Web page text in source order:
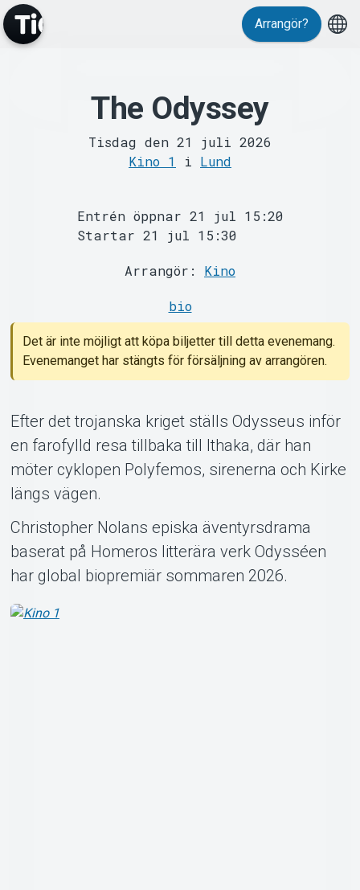
MyTickster
Support
Om Tickster
Arrangör?
The Odyssey
Tisdag den 21 juli 2026
Kino 1
i Lund
Entrén öppnar 21 jul 15:20
Startar 21 jul 15:30
Arrangör: Kino
bio
Det är inte möjligt att köpa biljetter till detta evenemang.
Evenemanget har stängts för försäljning av arrangören.
Efter det trojanska kriget ställs Odysseus inför
en farofylld resa tillbaka till Ithaka, där han
möter cyklopen Polyfemos, sirenerna och Kirke
längs vägen.
Christopher Nolans episka äventyrsdrama
baserat på Homeros litterära verk Odysséen
har global biopremiär sommaren 2026.